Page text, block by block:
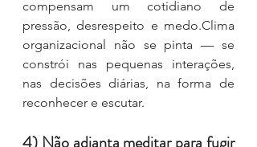
compensam um cotidiano de
pressão, desrespeito e medo.Clima
organizacional não se pinta — se
constrói nas pequenas interações,
nas decisões diárias, na forma de
reconhecer e escutar.